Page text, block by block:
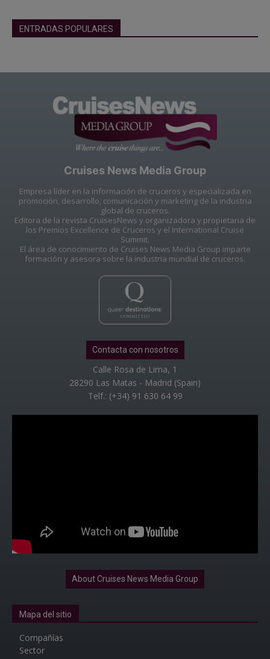
ENTRADAS POPULARES
Cruises News Media Group
Empresa líder en la información de cruceros y especializada en
promoción, desarrollo, comunicación y marketing de la industria
global de cruceros.
Editora de la revista CruisesNews y organizadora y propietaria de
los Premios Excellence de Cruceros y el International Cruise
Summit.
El área de conocimiento de Cruises News Media Group imparte
formación y asesora sobre la industria mundial de cruceros.
Contacta con nosotros
Calle Rosa de Lima, 1
28290 Las Matas - Madrid (Spain)
Telf.: (+34) 91 630 64 99
About Cruises News Media Group
Mapa del sitio
Compañías
Sector